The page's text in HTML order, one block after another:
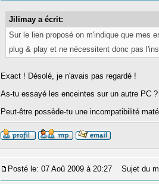
Jilimay a écrit:
Sur le lien proposé on m'indique que mes
plug & play et ne nécessitent donc pas
Exact ! Désolé, je n'avais pas regardé !
As-tu essayé les enceintes sur un autre PC ?
Peut-être possède-tu une incompatibilité
Posté le: 07 Aoû 2009 à 20:27 Sujet du